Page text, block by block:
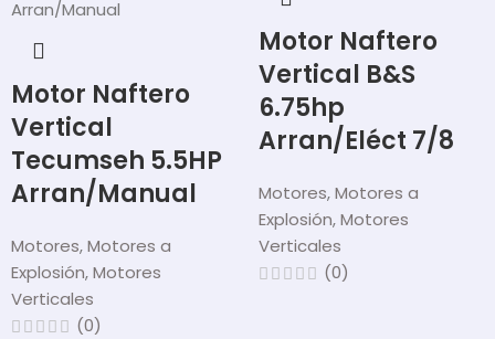
Motor Naftero
Vertical
Tecumseh 5.5HP
Arran/Manual
Motores,Motores a
Explosión,Motores
Verticales
(0)
Motor Naftero
Vertical B&S
6.75hp
Arran/Eléct 7/8
Motores,Motores a
Explosión,Motores
Verticales
(0)